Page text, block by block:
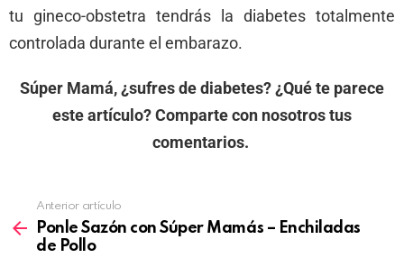
tu gineco-obstetra tendrás la diabetes totalmente
controlada durante el embarazo.
Súper Mamá, ¿sufres de diabetes? ¿Qué te parece
este artículo? Comparte con nosotros tus
comentarios.
Anterior artículo
Ponle Sazón con Súper Mamás – Enchiladas
de Pollo